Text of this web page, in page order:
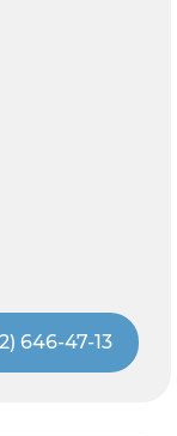
646-47-13